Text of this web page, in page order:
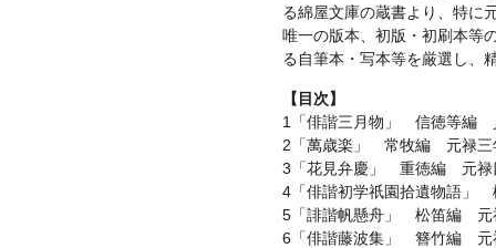
る綿屋文庫の蔵書より、特に
唯一の版本、初版・初刷本等
る自筆本・写本等を厳選し、
【目次】
1「俳諧三月物」 信徳等編
2「萬歳楽」 常牧編 元禄
3「花見弁慶」 重徳編 元
4「俳諧初学祇園拾遺物語
5「誹諧帆懸舟」 松笛編
6「俳諧藤波集」 簪竹編